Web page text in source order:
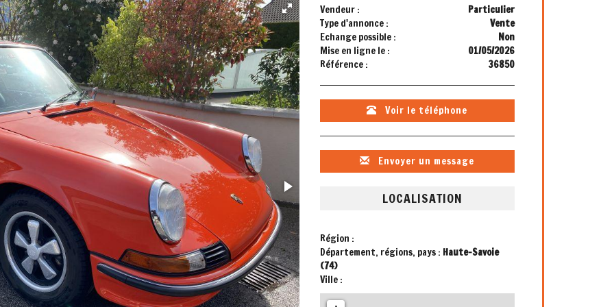
Vendeur :
Particulier
Type d'annonce :
Vente
Echange possible :
Non
Mise en ligne le :
01/05/2026
Référence :
36850
Voir le téléphone
Envoyer un message
LOCALISATION
Région :
Département, régions, pays : Haute-Savoie
(74)
Ville :